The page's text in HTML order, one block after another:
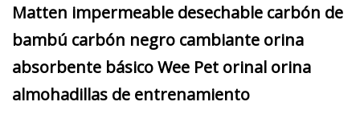
Matten impermeable desechable carbón de
bambú carbón negro cambiante orina
absorbente básico Wee Pet orinal orina
almohadillas de entrenamiento